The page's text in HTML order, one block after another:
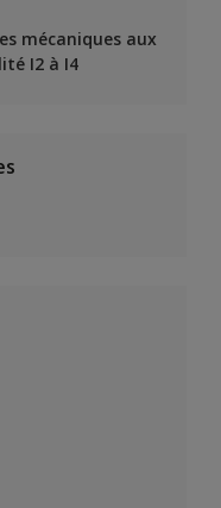
mécaniques aux
I2 à I4